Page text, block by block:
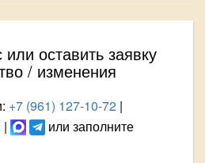
оставить заявку
/ изменения
+7 (961) 127-10-72 |
|
или заполните